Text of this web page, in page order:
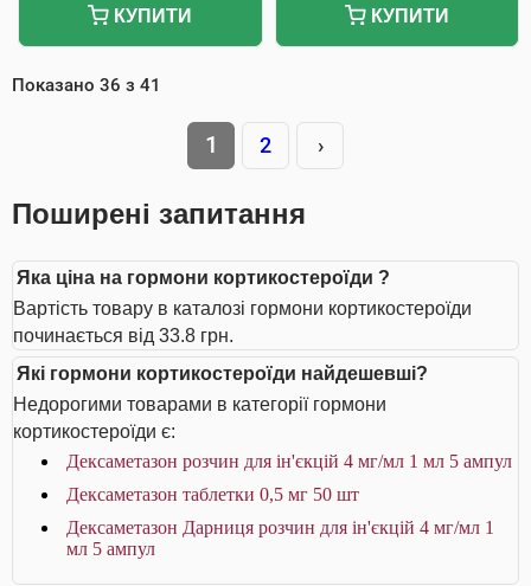
КУПИТИ КУПИТИ
Показано 36 з 41
1 2 ›
Поширені запитання
Яка ціна на гормони кортикостероїди ?
Вартість товару в каталозі гормони кортикостероїди
починається від 33.8 грн.
Які гормони кортикостероїди найдешевші?
Недорогими товарами в категорії гормони
кортикостероїди є:
Дексаметазон розчин для ін'єкцій 4 мг/мл 1 мл 5 ампул
Дексаметазон таблетки 0,5 мг 50 шт
Дексаметазон Дарниця розчин для ін'єкцій 4 мг/мл 1
мл 5 ампул